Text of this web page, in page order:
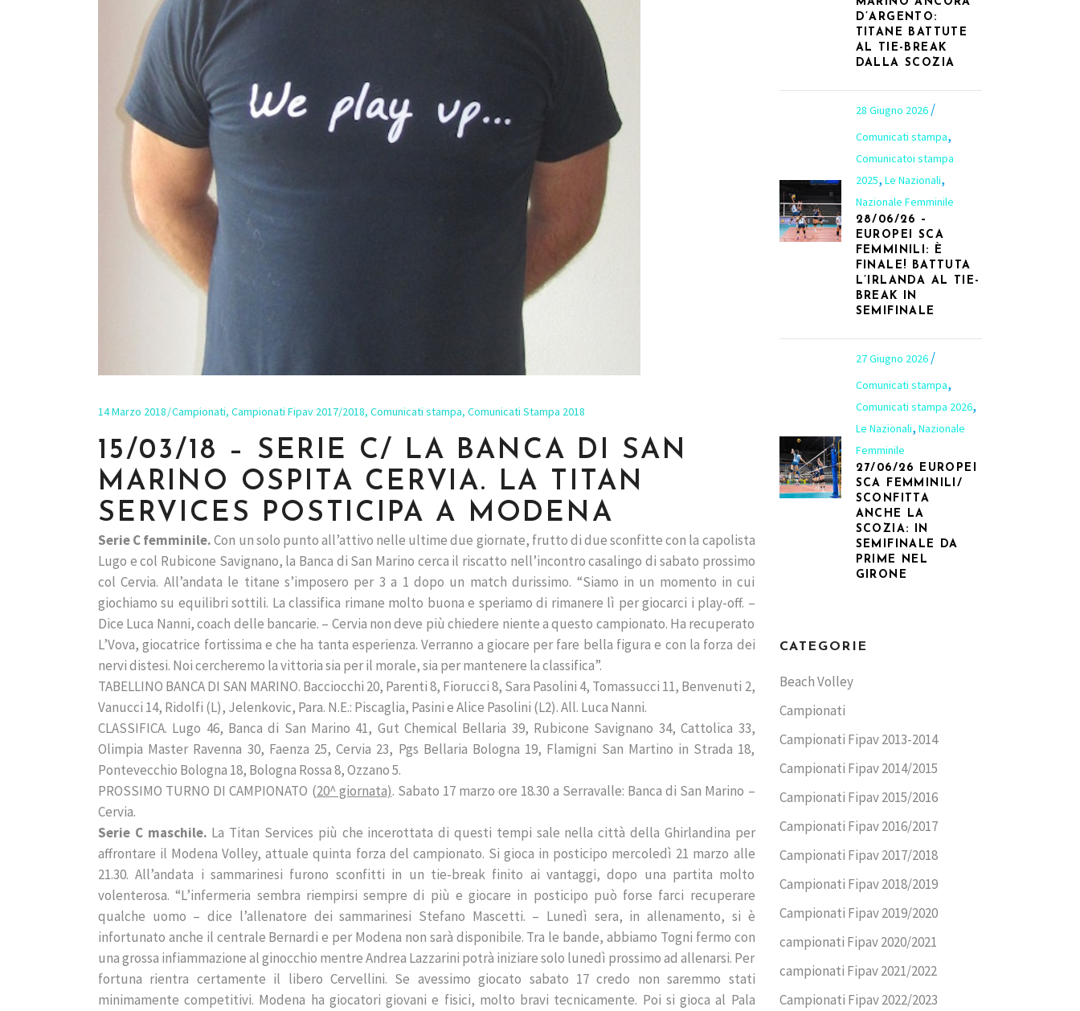
14 Marzo 2018 Campionati, Campionati Fipav 2017/2018, Comunicati stampa, Comunicati Stampa 2018
15/03/18 – SERIE C/ LA BANCA DI SAN
MARINO OSPITA CERVIA. LA TITAN
SERVICES POSTICIPA A MODENA
Serie C femminile.Con un solo punto all’attivo nelle ultime due giornate, frutto di due sconfitte con la capolista
Lugo e col Rubicone Savignano, la Banca di San Marino cerca il riscatto nell’incontro casalingo di sabato prossimo
col Cervia. All’andata le titane s’imposero per 3 a 1 dopo un match durissimo. “Siamo in un momento in cui
giochiamo su equilibri sottili. La classifica rimane molto buona e speriamo di rimanere lì per giocarci i play-off. –
Dice Luca Nanni, coach delle bancarie. – Cervia non deve più chiedere niente a questo campionato. Ha recuperato
L’Vova, giocatrice fortissima e che ha tanta esperienza. Verranno a giocare per fare bella figura e con la forza dei
nervi distesi. Noi cercheremo la vittoria sia per il morale, sia per mantenere la classifica”.
TABELLINO BANCA DI SAN MARINO. Bacciocchi 20, Parenti 8, Fiorucci 8, Sara Pasolini 4, Tomassucci 11, Benvenuti 2,
Vanucci 14, Ridolfi (L), Jelenkovic, Para. N.E.: Piscaglia, Pasini e Alice Pasolini (L2). All. Luca Nanni.
CLASSIFICA. Lugo 46, Banca di San Marino 41, Gut Chemical Bellaria 39, Rubicone Savignano 34, Cattolica 33,
Olimpia Master Ravenna 30, Faenza 25, Cervia 23, Pgs Bellaria Bologna 19, Flamigni San Martino in Strada 18,
Pontevecchio Bologna 18, Bologna Rossa 8, Ozzano 5.
PROSSIMO TURNO DI CAMPIONATO (20^ giornata). Sabato 17 marzo ore 18.30 a Serravalle: Banca di San Marino –
Cervia.
Serie C maschile. La Titan Services più che incerottata di questi tempi sale nella città della Ghirlandina per
affrontare il Modena Volley, attuale quinta forza del campionato. Si gioca in posticipo mercoledì 21 marzo alle
21.30. All’andata i sammarinesi furono sconfitti in un tie-break finito ai vantaggi, dopo una partita molto
volenterosa. “L’infermeria sembra riempirsi sempre di più e giocare in posticipo può forse farci recuperare
qualche uomo – dice l’allenatore dei sammarinesi Stefano Mascetti. – Lunedì sera, in allenamento, si è
infortunato anche il centrale Bernardi e per Modena non sarà disponibile. Tra le bande, abbiamo Togni fermo con
una grossa infiammazione al ginocchio mentre Andrea Lazzarini potrà iniziare solo lunedì prossimo ad allenarsi. Per
fortuna rientra certamente il libero Cervellini. Se avessimo giocato sabato 17 credo non saremmo stati
minimamente competitivi. Modena ha giocatori giovani e fisici, molto bravi tecnicamente. Poi si gioca al Pala
D’ARGENTO:
TITANE BATTUTE
AL TIE-BREAK
DALLA SCOZIA
28 Giugno 2026
Comunicati stampa,
Comunicatoi stampa
2025, Le Nazionali,
Nazionale Femminile
28/06/26 –
EUROPEI SCA
FEMMINILI: È
FINALE! BATTUTA
L’IRLANDA AL TIE-
BREAK IN
SEMIFINALE
27 Giugno 2026
Comunicati stampa,
Comunicati stampa 2026,
Le Nazionali, Nazionale
Femminile
27/06/26 EUROPEI
SCA FEMMINILI/
SCONFITTA
ANCHE LA
SCOZIA: IN
SEMIFINALE DA
PRIME NEL
GIRONE
CATEGORIE
Beach Volley
Campionati
Campionati Fipav 2013-2014
Campionati Fipav 2014/2015
Campionati Fipav 2015/2016
Campionati Fipav 2016/2017
Campionati Fipav 2017/2018
Campionati Fipav 2018/2019
Campionati Fipav 2019/2020
campionati Fipav 2020/2021
campionati Fipav 2021/2022
Campionati Fipav 2022/2023